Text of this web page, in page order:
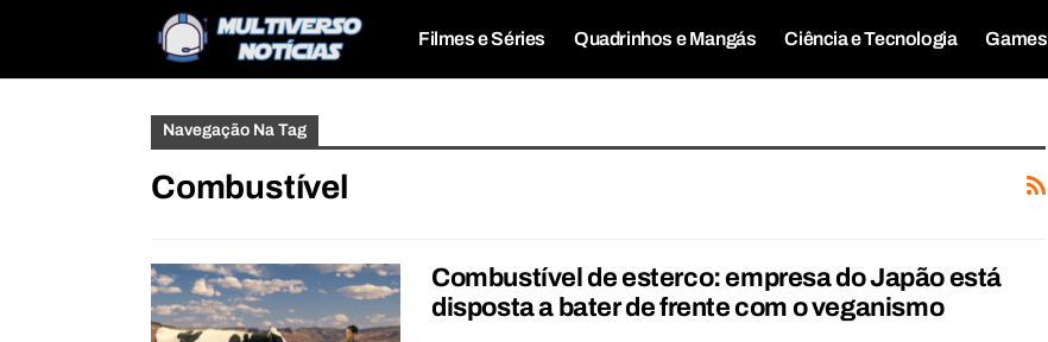
Filmes e Séries Quadrinhos e Mangás Ciência e Tecnologia Games
Navegação Na Tag
Combustível
Combustível de esterco: empresa do Japão está
disposta a bater de frente com o veganismo